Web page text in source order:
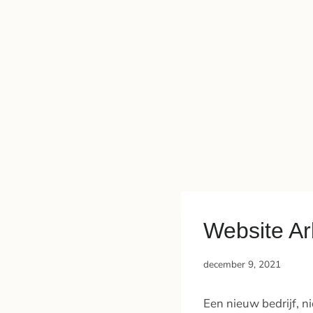
Website
december 9, 2021
Een nieuw bedrijf,